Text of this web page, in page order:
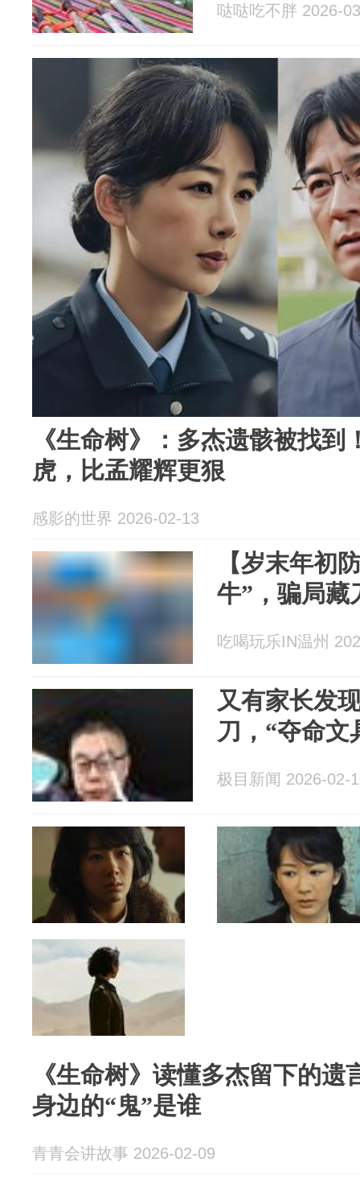
哒哒吃不胖 2026-
《生命树》：多杰遗骸被找到
虎，比孟耀辉更狠
感影的世界 2026-02-13
【岁末年初
牛”，骗局藏
吃喝玩乐IN温州
又有家长发
刀，“夺命文
极目新闻 2026-02-
《生命树》读懂多杰留下的
身边的“鬼”是谁
青青会讲故事 2026-02-09